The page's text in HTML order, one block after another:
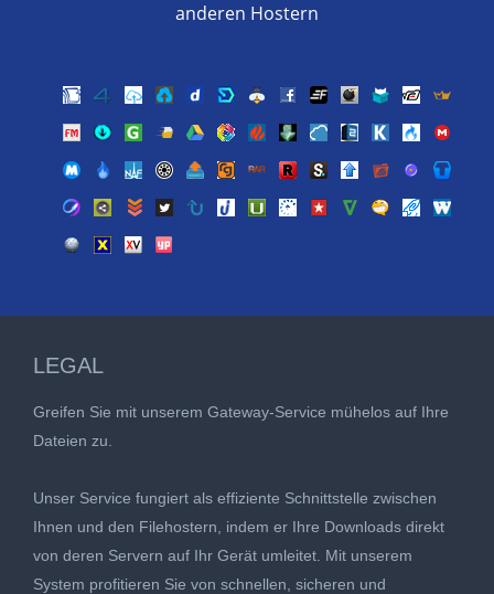
anderen Hostern
LEGAL
Greifen Sie mit unserem Gateway-Service mühelos auf Ihre
Dateien zu.
Unser Service fungiert als effiziente Schnittstelle zwischen
Ihnen und den Filehostern, indem er Ihre Downloads direkt
von deren Servern auf Ihr Gerät umleitet. Mit unserem
System profitieren Sie von schnellen, sicheren und